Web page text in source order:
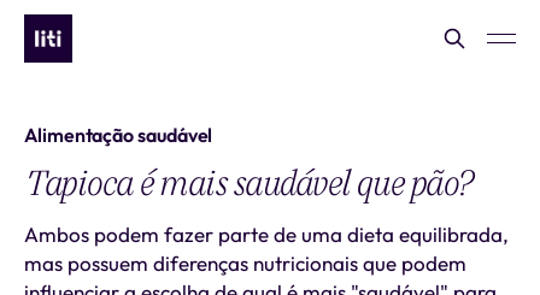
Alimentação saudável
Tapioca é mais saudável que pão?
Ambos podem fazer parte de uma dieta equilibrada,
mas possuem diferenças nutricionais que podem